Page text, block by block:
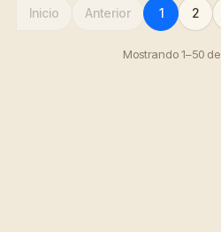
Inicio Anterior 1 2
Mostrando 1–50